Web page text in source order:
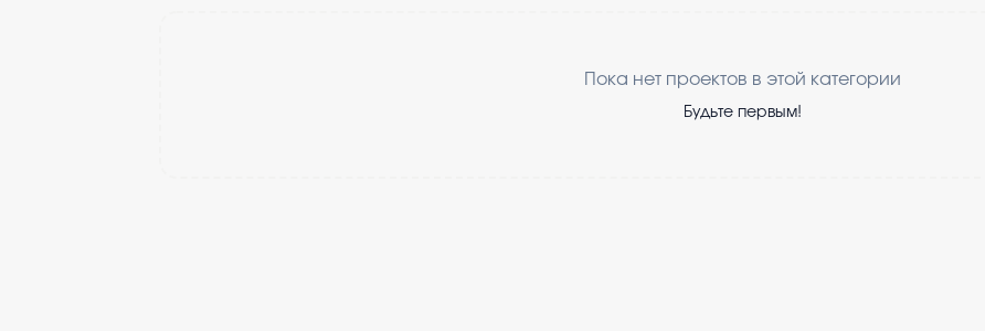
Пока нет проектов в этой категории
Будьте первым!